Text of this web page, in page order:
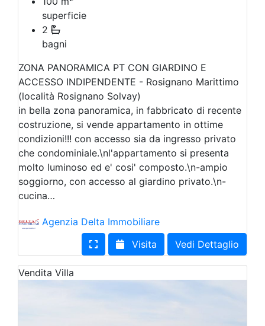
superficie
2
bagni
ZONA PANORAMICA PT CON GIARDINO E
ACCESSO INDIPENDENTE - Rosignano Marittimo
(località Rosignano Solvay)
in bella zona panoramica, in fabbricato di recente
costruzione, si vende appartamento in ottime
condizioni!!! con accesso sia da ingresso privato
che condominiale.\nl'appartamento si presenta
molto luminoso ed e' cosi' composto.\n-ampio
soggiorno, con accesso al giardino privato.\n-
cucina…
Agenzia Delta Immobiliare
Visita
Vedi Dettaglio
Vendita Villa